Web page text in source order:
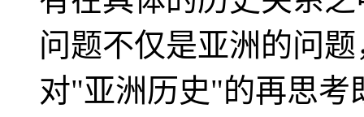
问题不仅是亚洲的问
对"亚洲历史"的再思考